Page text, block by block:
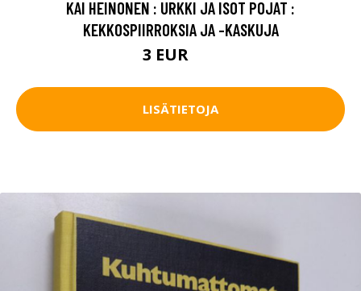
KAI HEINONEN : URKKI JA ISOT POJAT :
KEKKOSPIIRROKSIA JA -KASKUJA
3 EUR
LISÄTIETOJA